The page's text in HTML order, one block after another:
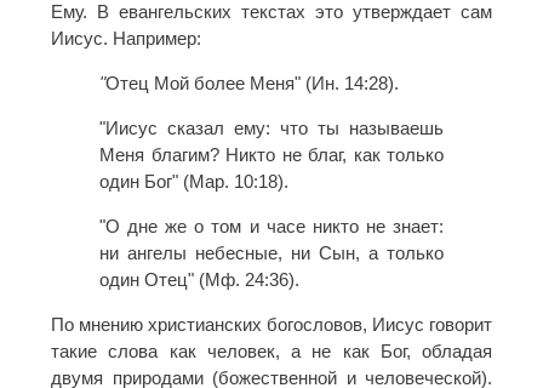
Ему. В евангельских текстах это утверждает сам
Иисус. Например:
"Отец Мой более Меня" (Ин. 14:28).
"Иисус сказал ему: что ты называешь
Меня благим? Никто не благ, как только
один Бог" (Мар. 10:18).
"О дне же о том и часе никто не знает:
ни ангелы небесные, ни Сын, а только
один Отец" (Мф. 24:36).
По мнению христианских богословов, Иисус говорит
такие слова как человек, а не как Бог, обладая
двумя природами (божественной и человеческой).